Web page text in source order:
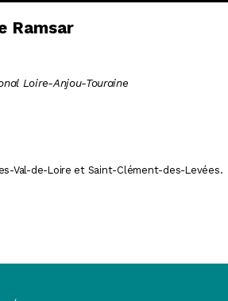
Ramsar
Loire-Anjou-Touraine
Val-de-Loire et Saint-Clément-des-Levées.